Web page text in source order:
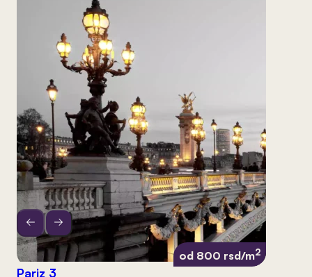
od 800 rsd/m2
Pariz 3